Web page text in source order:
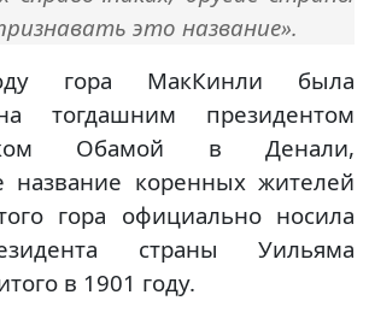
это название».
гора МакКинли была
тогдашним президентом
Обамой в Денали,
название коренных жителей
гора официально носила
страны Уильяма
в 1901 году.